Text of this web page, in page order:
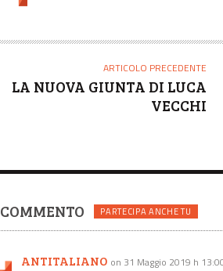
R
ARTICOLO PRECEDENTE
LA NUOVA GIUNTA DI LUCA
VECCHI
COMMENTO PARTECIPA ANCHE TU
ANTITALIANO on 31 Maggio 2019 h